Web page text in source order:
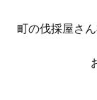
町の伐採屋さ